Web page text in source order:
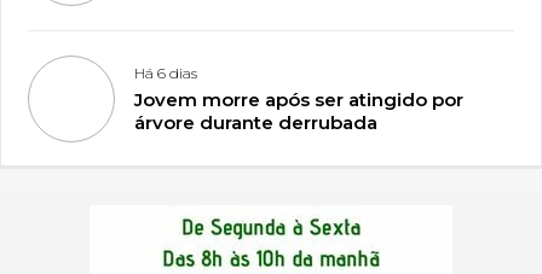
Há 6 dias
Jovem morre após ser atingido por
árvore durante derrubada